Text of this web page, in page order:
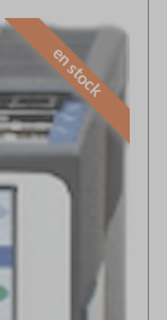
en stock